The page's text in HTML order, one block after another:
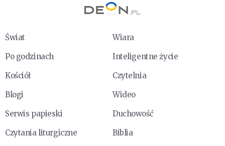
Świat
Wiara
Po godzinach
Inteligentne życie
Kościół
Czytelnia
Blogi
Wideo
Serwis papieski
Duchowość
Czytania liturgiczne
Biblia